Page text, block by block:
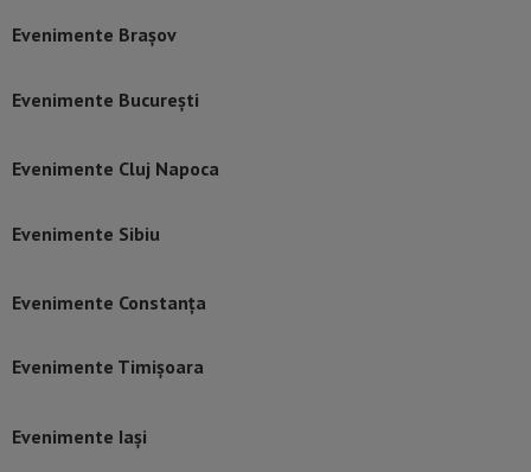
Evenimente Brașov
Evenimente București
Evenimente Cluj Napoca
Evenimente Sibiu
Evenimente Constanța
Evenimente Timișoara
Evenimente Iași